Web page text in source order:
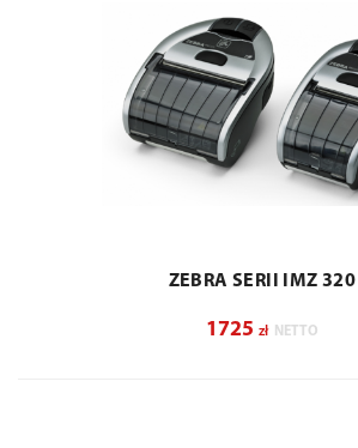
ZEBRA SERII IMZ 320
1725 zł NETTO